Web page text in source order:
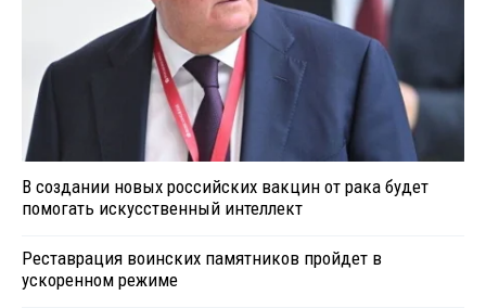
В создании новых российских вакцин от рака будет
помогать искусственный интеллект
Реставрация воинских памятников пройдет в
ускоренном режиме